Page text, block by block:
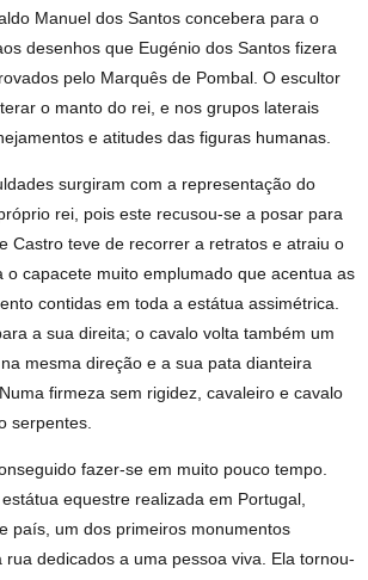
Manuel dos Santos concebera para o
desenhos que Eugénio dos Santos fizera
pelo Marquês de Pombal. O escultor
o manto do rei, e nos grupos laterais
e atitudes das figuras humanas.
surgiram com a representação do
rei, pois este recusou-se a posar para
Castro teve de recorrer a retratos e atraiu o
o capacete muito emplumado que acentua as
contidas em toda a estátua assimétrica.
a sua direita; o cavalo volta também um
mesma direção e a sua pata dianteira
firmeza sem rigidez, cavaleiro e cavalo
serpentes.
fazer-se em muito pouco tempo.
equestre realizada em Portugal,
país, um dos primeiros monumentos
rua dedicados a uma pessoa viva. Ela tornou-